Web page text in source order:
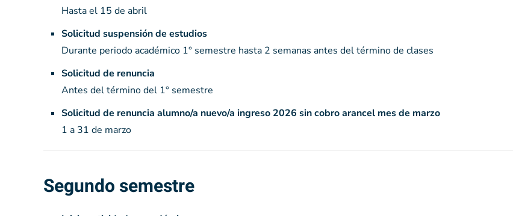
Hasta el 15 de abril
Solicitud suspensión de estudios
Durante periodo académico 1° semestre hasta 2 semanas antes del término de clases
Solicitud de renuncia
Antes del término del 1° semestre
Solicitud de renuncia alumno/a nuevo/a ingreso 2026 sin cobro arancel mes de marzo
1 a 31 de marzo
Segundo semestre